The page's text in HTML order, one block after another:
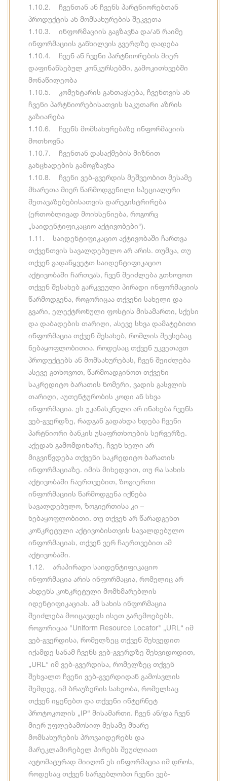
1.10.2. ჩვენთან ან ჩვენს პარტნიორებთან
პროდუქტის ან მომსახურების შეკვეთა
1.10.3. ინფორმაციის გაგზავნა და/ან რაიმე
ინფორმაციის განხილვის გვერდზე დადება
1.10.4. ჩვენ ან ჩვენი პარტნიორების მიერ
დაფინანსებულ კონკურსებში, გამოკითხვებში
მონაწილეობა
1.10.5. კომენტარის განთავსება, ჩვენთვის ან
ჩვენი პარტნიორებისათვის საკუთარი აზრის
გაზიარება
1.10.6. ჩვენს მომსახურებაზე ინფორმაციის
მოთხოვნა
1.10.7. ჩვენთან დასაქმების მიზნით
განცხადების გამოგზავნა
1.10.8. ჩვენი ვებ-გვერდის მეშვეობით მესამე
მხარეთა მიერ წარმოდგენილი სპეციალური
შეთავაზებებისათვის დარეგისტრირება
(ერთობლივად მოიხსენიება, როგორც
„საიდენტიფიკაციო აქტივობები“).
1.11. საიდენტიფიკაციო აქტივობაში ჩართვა
თქვენთვის სავალდებულო არ არის. თუმცა, თუ
თქვენ გადაწყვეტთ საიდენტიფიკაციო
აქტივობაში ჩართვას, ჩვენ შეიძლება გთხოვოთ
თქვენ შესახებ გარკვეული პირადი ინფორმაციის
წარმოდგენა, როგორიცაა თქვენი სახელი და
გვარი, ელექტრონული ფოსტის მისამართი, სქესი
და დაბადების თარიღი, ასევე სხვა დამატებითი
ინფორმაცია თქვენ შესახებ, რომლის შევსებაც
ნებაყოფლობითია. როდესაც თქვენ უკვეთავთ
პროდუქტებს ან მომსახურებას, ჩვენ შეიძლება
ასევე გთხოვოთ, წარმოადგინოთ თქვენი
საკრედიტო ბარათის ნომერი, ვადის გასვლის
თარიღი, აუთენტურობის კოდი ან სხვა
ინფორმაცია. ეს უკანასკნელი არ ინახება ჩვენს
ვებ-გვერდზე, რადგან გადახდა ხდება ჩვენი
პარტნიორი ბანკის უსაფრთხოების სერვერზე.
აქედან გამომდინარე, ჩვენ ხელი არ
მიგვიწვდება თქვენი საკრედიტო ბარათის
ინფორმაციაზე. იმის მიხედვით, თუ რა სახის
აქტივობაში ჩაერთვებით, ზოგიერთი
ინფორმაციის წარმოდგენა იქნება
სავალდებულო, ზოგიერთისა კი –
ნებაყოფლობითი. თუ თქვენ არ წარადგენთ
კონკრეტული აქტივობისთვის სავალდებულო
ინფორმაციას, თქვენ ვერ ჩაერთვებით ამ
აქტივობაში.
1.12. არაპირადი საიდენტიფიკაციო
ინფორმაცია არის ინფორმაცია, რომელიც არ
ახდენს კონკრეტული მომხმარებლის
იდენტიფიკაციას. ამ სახის ინფორმაცია
შეიძლება მოიცავდეს ისეთ გარემოებებს,
როგორიცაა "Uniform Resource Locator" „URL“ იმ
ვებ-გვერდისა, რომელზეც თქვენ შეხვედით
იქამდე სანამ ჩვენს ვებ-გვერდზე შეხვიდოდით,
„URL“ იმ ვებ-გვერდისა, რომელზეც თქვენ
შეხვალთ ჩვენი ვებ-გვერდიდან გამოსვლის
შემდეგ, იმ ბრაუზერის სახეობა, რომელსაც
თქვენ იყენებთ და თქვენი ინტერნეტ
პროტოკოლის „IP“ მისამართი. ჩვენ ან/და ჩვენ
მიერ უფლებამოსილ მესამე მხარე
მომსახურების პროვაიდერებს და
მარეკლამირებელ პირებს შეუძლიათ
ავტომატურად მიიღონ ეს ინფორმაცია იმ დროს,
როდესაც თქვენ სარგებლობთ ჩვენი ვებ-